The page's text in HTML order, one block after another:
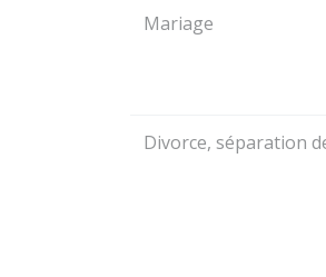
Mariage
Divorce, séparation